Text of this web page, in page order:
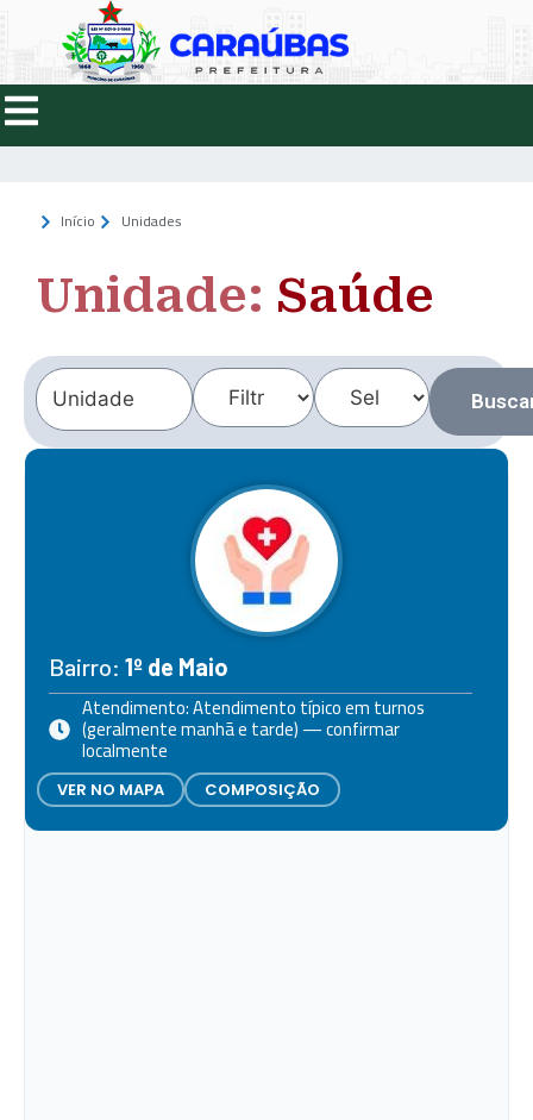
Início Unidades
Unidade: Saúde
Bairro: 1º de Maio
Atendimento: Atendimento típico em turnos
(geralmente manhã e tarde) — confirmar
localmente
VER NO MAPA COMPOSIÇÃO